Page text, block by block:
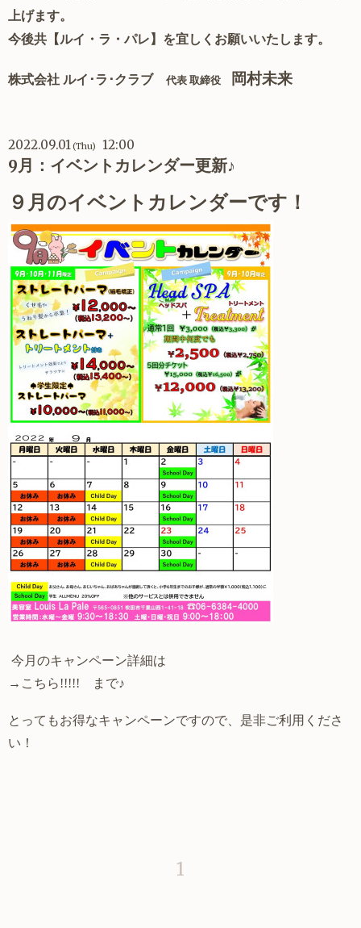
上げます。
今後共【ルイ・ラ・パレ】を宜しくお願いいたします。
株式会社 ルイ･ラ･クラブ 代表 取締役 岡村未来
2022.09.01(Thu) 12:00
9月：イベントカレンダー更新♪
９月のイベントカレンダーです！
今月のキャンペーン詳細は
→ こちら!!!!! まで♪
とってもお得なキャンペーンですので、是非ご利用くださ
い！
1